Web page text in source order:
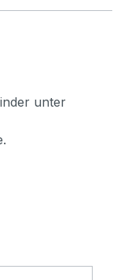
unter